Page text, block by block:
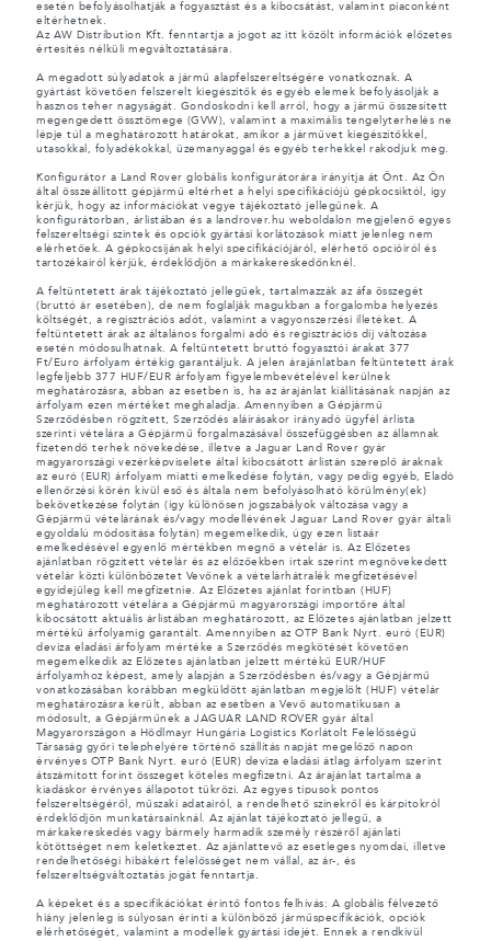
esetén befolyásolhatják a fogyasztást és a kibocsátást, valamint piaconként
eltérhetnek.
Az AW Distribution Kft. fenntartja a jogot az itt közölt információk előzetes
értesítés nélküli megváltoztatására.
A megadott súlyadatok a jármű alapfelszereltségére vonatkoznak. A
gyártást követően felszerelt kiegészítők és egyéb elemek befolyásolják a
hasznos teher nagyságát. Gondoskodni kell arról, hogy a jármű összesített
megengedett össztömege (GVW), valamint a maximális tengelyterhelés ne
lépje túl a meghatározott határokat, amikor a járművet kiegészítőkkel,
utasokkal, folyadékokkal, üzemanyaggal és egyéb terhekkel rakodjuk meg.
Konfigurátor a Land Rover globális konfigurátorára irányítja át Önt. Az Ön
által összeállított gépjármű eltérhet a helyi specifikációjú gépkocsiktól, így
kérjük, hogy az információkat vegye tájékoztató jellegűnek. A
konfigurátorban, árlistában és a landrover.hu weboldalon megjelenő egyes
felszereltségi szintek és opciók gyártási korlátozások miatt jelenleg nem
elérhetőek. A gépkocsijának helyi specifikációjáról, elérhető opcióiról és
tartozékairól kérjük, érdeklődjön a márkakereskedőnknél.
A feltüntetett árak tájékoztató jellegűek, tartalmazzák az áfa összegét
(bruttó ár esetében), de nem foglalják magukban a forgalomba helyezés
költségét, a regisztrációs adót, valamint a vagyonszerzési illetéket. A
feltüntetett árak az általános forgalmi adó és regisztrációs díj változása
esetén módosulhatnak. A feltüntetett bruttó fogyasztói árakat 377
Ft/Euro árfolyam értékig garantáljuk. A jelen árajánlatban feltüntetett árak
legfeljebb 377 HUF/EUR árfolyam figyelembevételével kerülnek
meghatározásra, abban az esetben is, ha az árajánlat kiállításának napján az
árfolyam ezen mértéket meghaladja. Amennyiben a Gépjármű
Szerződésben rögzített, Szerződés aláírásakor irányadó ügyfél árlista
szerinti vételára a Gépjármű forgalmazásával összefüggésben az államnak
fizetendő terhek növekedése, illetve a Jaguar Land Rover gyár
magyarországi vezérképviselete által kibocsátott árlistán szereplő áraknak
az euró (EUR) árfolyam miatti emelkedése folytán, vagy pedig egyéb, Eladó
ellenőrzési körén kívül eső és általa nem befolyásolható körülmény(ek)
bekövetkezése folytán (így különösen jogszabályok változása vagy a
Gépjármű vételárának és/vagy modellévének Jaguar Land Rover gyár általi
egyoldalú módosítása folytán) megemelkedik, úgy ezen listaár
emelkedésével egyenlő mértékben megnő a vételár is. Az Előzetes
ajánlatban rögzített vételár és az előzőekben írtak szerint megnövekedett
vételár közti különbözetet Vevőnek a vételárhátralék megfizetésével
egyidejűleg kell megfizetnie. Az Előzetes ajánlat forintban (HUF)
meghatározott vételára a Gépjármű magyarországi importőre által
kibocsátott aktuális árlistában meghatározott, az Előzetes ajánlatban jelzett
mértékű árfolyamig garantált. Amennyiben az OTP Bank Nyrt. euró (EUR)
deviza eladási árfolyam mértéke a Szerződés megkötését követően
megemelkedik az Előzetes ajánlatban jelzett mértékű EUR/HUF
árfolyamhoz képest, amely alapján a Szerződésben és/vagy a Gépjármű
vonatkozásában korábban megküldött ajánlatban megjelölt (HUF) vételár
meghatározásra került, abban az esetben a Vevő automatikusan a
módosult, a Gépjárműnek a JAGUAR LAND ROVER gyár által
Magyarországon a Hödlmayr Hungária Logistics Korlátolt Felelősségű
Társaság győri telephelyére történő szállítás napját megelőző napon
érvényes OTP Bank Nyrt. euró (EUR) deviza eladási átlag árfolyam szerint
átszámított forint összeget köteles megfizetni. Az árajánlat tartalma a
kiadáskor érvényes állapotot tükrözi. Az egyes típusok pontos
felszereltségéről, műszaki adatairól, a rendelhető színekről és kárpitokról
érdeklődjön munkatársainknál. Az ajánlat tájékoztató jellegű, a
márkakereskedés vagy bármely harmadik személy részéről ajánlati
kötöttséget nem keletkeztet. Az ajánlattevő az esetleges nyomdai, illetve
rendelhetőségi hibákért felelősséget nem vállal, az ár-, és
felszereltségváltoztatás jogát fenntartja.
A képeket és a specifikációkat érintő fontos felhívás: A globális félvezető
hiány jelenleg is súlyosan érinti a különböző járműspecifikációk, opciók
elérhetőségét, valamint a modellek gyártási idejét. Ennek a rendkívül